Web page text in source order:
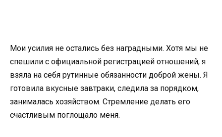
Мои усилия не остались без наградными. Хотя мы не
спешили с официальной регистрацией отношений, я
взяла на себя рутинные обязанности доброй жены. Я
готовила вкусные завтраки, следила за порядком,
занималась хозяйством. Стремление делать его
счастливым поглощало меня.